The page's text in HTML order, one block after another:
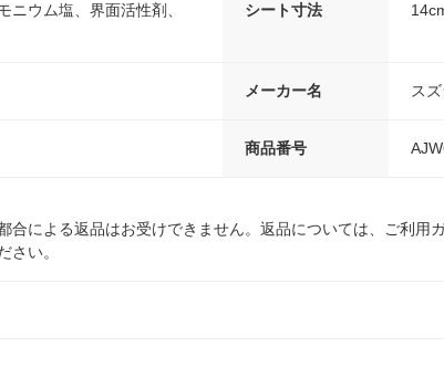
ニウム塩、界面活性剤、
シート寸法
メーカー名 ス
商品番号
合による返品はお受けできません。返品については、ご利用
さい。